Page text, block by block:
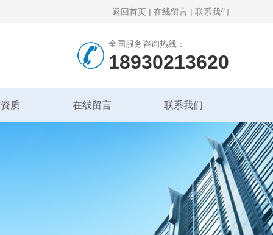
返回首页 | 在线留言 | 联系我们
全国服务咨询热线：
18930213620
质 在线留言 联系我们